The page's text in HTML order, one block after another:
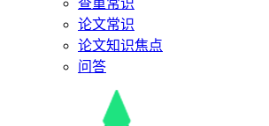
查重常识
论文常识
论文知识焦点
问答